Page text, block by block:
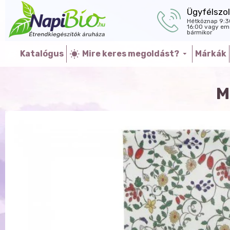
Hétköznap
16:00 vagy
bármikor
Katalógus Mire keres megoldást? Márkák